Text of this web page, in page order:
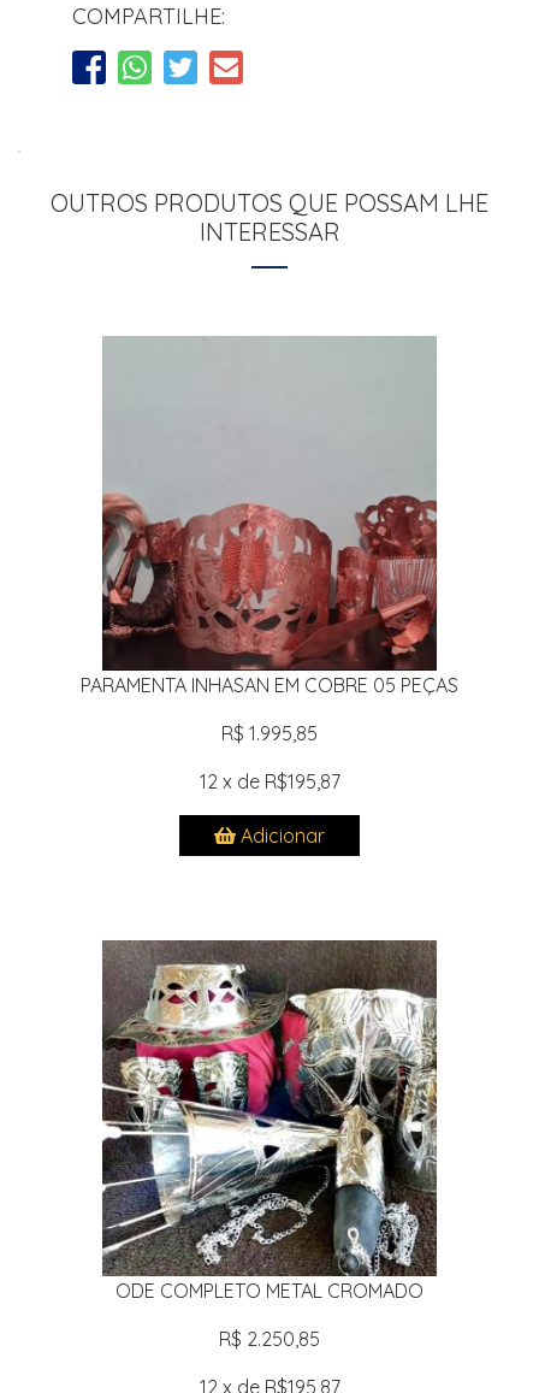
COMPARTILHE:
OUTROS PRODUTOS QUE POSSAM LHE
INTERESSAR
PARAMENTA INHASAN EM COBRE 05 PEÇAS
R$ 1.995,85
12 x de R$195,87
Adicionar
ODE COMPLETO METAL CROMADO
R$ 2.250,85
12 x de R$195,87